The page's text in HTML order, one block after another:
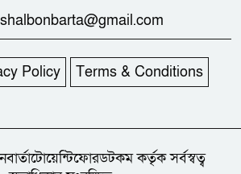
shalbonbarta@gmail.com
Policy
Terms & Conditions
কর্তৃক সর্বস্বত্ব